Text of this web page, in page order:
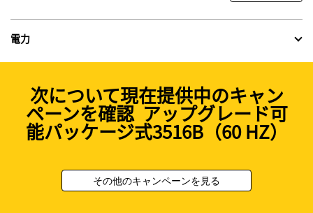
電力
次について現在提供中のキャン
ペーンを確認 アップグレード可
能パッケージ式3516B（60 HZ）
その他のキャンペーンを見る